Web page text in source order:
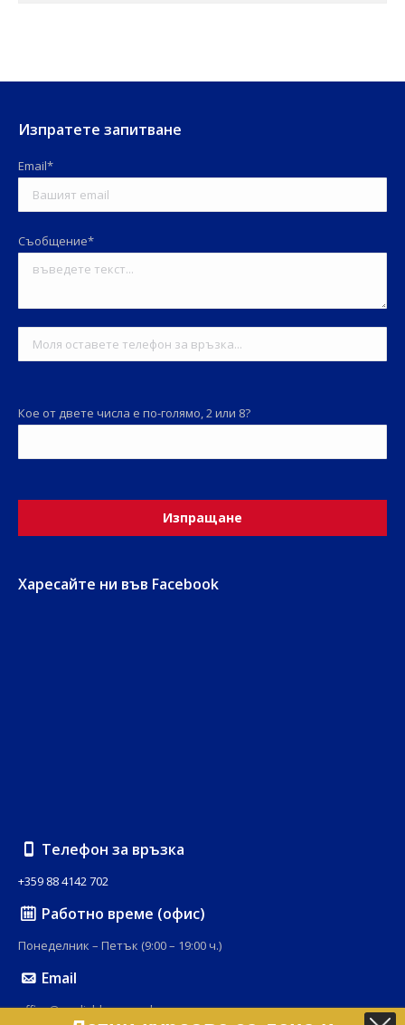
Изпратете запитване
Email*
Съобщение*
Кое от двете числа е по-голямо, 2 или 8?
Харесайте ни във Facebook
Телефон за връзка
+359 88 4142 702
Работно време (офис)
Понеделник – Петък (9:00 – 19:00 ч.)
Email
office@englishhouse-edu.com